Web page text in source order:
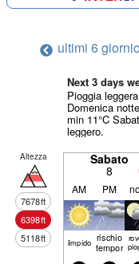
ultimi 6 giorni
Next 3 days
Pioggia
Domenica
min 11°C
leggero.
Altezza
7678ft
6398ft
5118ft
Sabato
8
AM PM
limp­ido rischio
temporale